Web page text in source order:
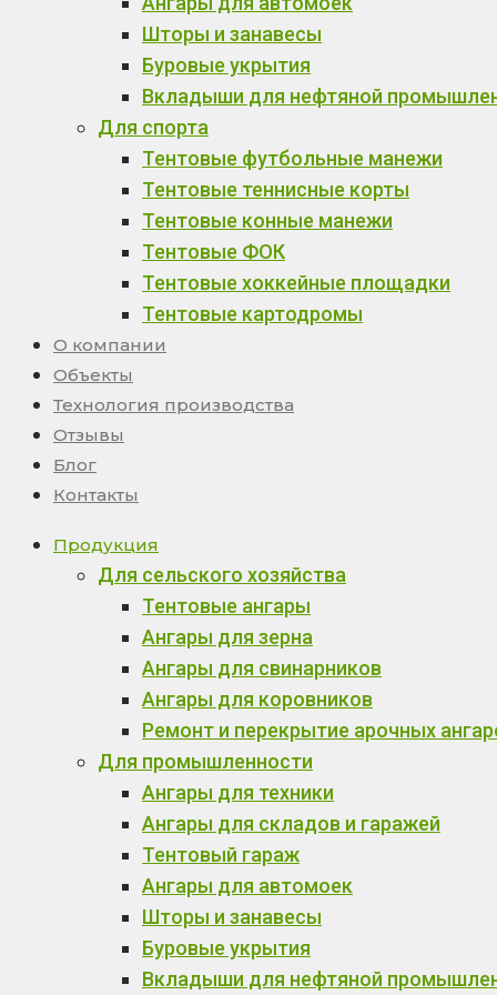
Шторы и занавесы
Буровые укрытия
Вкладыши для нефтяной
Для спорта
Тентовые футбольные манежи
Тентовые теннисные корты
Тентовые конные манежи
Тентовые ФОК
Тентовые хоккейные площадки
Тентовые картодромы
О компании
Объекты
Технология производства
Отзывы
Блог
Контакты
Продукция
Для сельского хозяйства
Тентовые ангары
Ангары для зерна
Ангары для свинарников
Ангары для коровников
Ремонт и перекрытие арочных
Для промышленности
Ангары для техники
Ангары для складов и гаражей
Тентовый гараж
Ангары для автомоек
Шторы и занавесы
Буровые укрытия
Вкладыши для нефтяной